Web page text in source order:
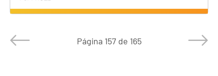
Página 157 de 165